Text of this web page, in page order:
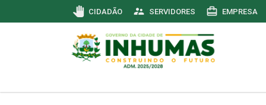
pan_tool CIDADÃO supervisor_account SERVIDORES card_travel EMPRESA